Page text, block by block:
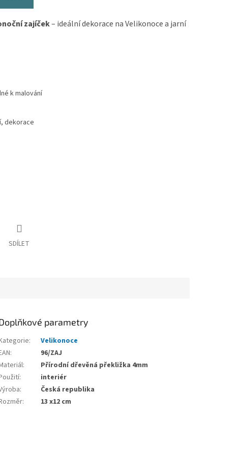
zajíček– ideální dekorace na Velikonoce a jarní
k malování
dekorace
SDÍLET
parametry
:
Velikonoce
:
96/ZAJ
:
Přírodní dřevěná překližka 4mm
:
interiér
:
Česká republika
: 13 x12 cm